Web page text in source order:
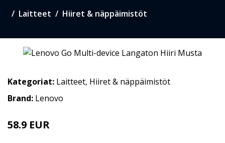
Laitteet Hiiret & näppäimistöt
Kategoriat: Laitteet, Hiiret & näppäimistöt
Brand: Lenovo
58.9 EUR